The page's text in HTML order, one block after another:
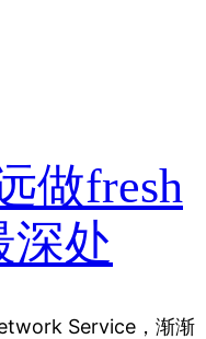
做fresh
深处
Service，渐渐